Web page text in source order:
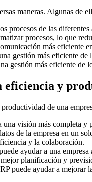
maneras. Algunas de
procesos de las
procesos, lo que
más eficiente
gestión más eficiente
gestión más eficiente
eficiencia y
de una
visión más completa
de la empresa en un
y la colaboración.
ayudar a una
planificación y
puede ayudar a